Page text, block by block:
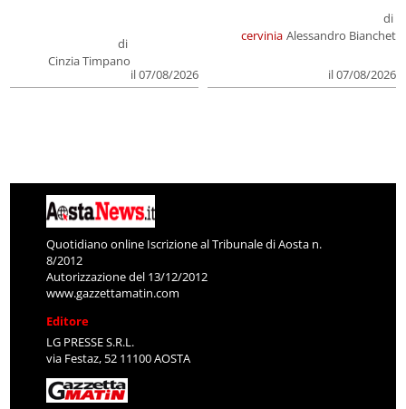
di
Cinzia Timpano
il 07/08/2026
cervinia
di
Alessandro Bianchet
il 07/08/2026
Quotidiano online Iscrizione al Tribunale di Aosta n.
8/2012
Autorizzazione del 13/12/2012
www.gazzettamatin.com
Editore
LG PRESSE S.R.L.
via Festaz, 52 11100 AOSTA